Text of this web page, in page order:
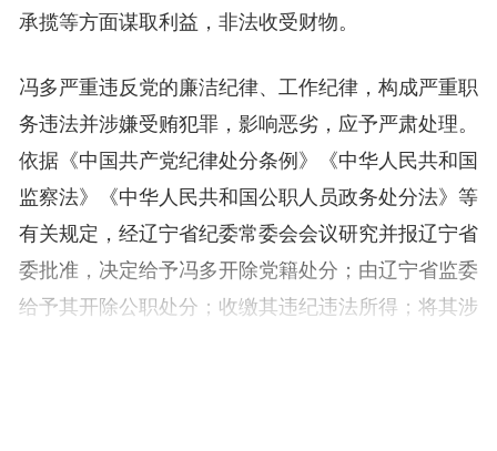
承揽等方面谋取利益，非法收受财物。
冯多严重违反党的廉洁纪律、工作纪律，构成严重职
务违法并涉嫌受贿犯罪，影响恶劣，应予严肃处理。
依据《中国共产党纪律处分条例》《中华人民共和国
监察法》《中华人民共和国公职人员政务处分法》等
有关规定，经辽宁省纪委常委会会议研究并报辽宁省
委批准，决定给予冯多开除党籍处分；由辽宁省监委
给予其开除公职处分；收缴其违纪违法所得；将其涉